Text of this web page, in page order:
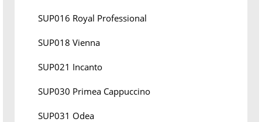
SUP016 Royal Professional
SUP018 Vienna
SUP021 Incanto
SUP030 Primea Cappuccino
SUP031 Odea